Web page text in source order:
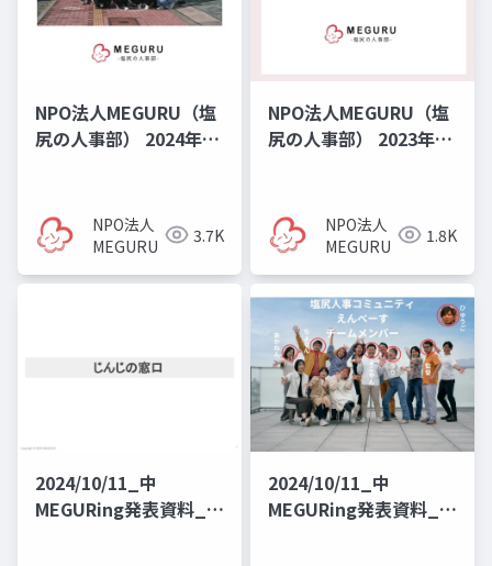
NPO法人MEGURU（塩
尻の人事部） 2024年度
NPO法人
MEGURU
3.7K
NPO法人MEGURU（塩
尻の人事部） 2023年度
NPO法人
MEGURU
1.8K
2024/10/11_中
MEGURing発表資料_じ
2024/10/11_中
MEGURing発表資料_塩